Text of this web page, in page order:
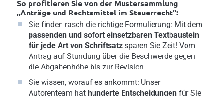
So profitieren Sie von der Mustersammlung
„Anträge und Rechtsmittel im Steuerrecht“:
Sie finden rasch die richtige Formulierung: Mit dem
passenden und sofort einsetzbaren Textbaustein
für jede Art von Schriftsatz sparen Sie Zeit! Vom
Antrag auf Stundung über die Beschwerde gegen
die Abgabenhöhe bis zur Revision.
Sie wissen, worauf es ankommt: Unser
Autorenteam hat hunderte Entscheidungen für Sie